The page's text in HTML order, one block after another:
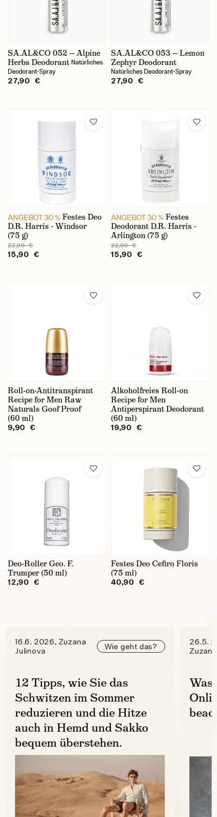
SA.AL&CO 052 — Alpine
Herbs Deodorant Natürliches
Deodorant-Spray
27,90 €
SA.AL&CO 053 — Lemon
Zephyr Deodorant
Natürliches Deodorant-Spray
27,90 €
ANGEBOT 30 % Festes Deo
D.R. Harris - Windsor
(75 g)
22,90 €
15,90 €
ANGEBOT 30 % Festes
Deodorant D.R. Harris -
Arlington (75 g)
22,90 €
15,90 €
Roll-on-Antitranspirant
Recipe for Men Raw
Naturals Goof Proof
(60 ml)
9,90 €
Alkoholfreies Roll-on
Recipe for Men
Antiperspirant Deodorant
(60 ml)
19,90 €
Deo-Roller Geo. F.
Trumper (50 ml)
12,90 €
Festes Deo Cefiro Floris
(75 ml)
40,90 €
16.6. 2026, Zuzana
Julinova
Wie geht das?
12 Tipps, wie Sie das
Schwitzen im Sommer
reduzieren und die Hitze
auch in Hemd und Sakko
bequem überstehen.
26.5.
Was